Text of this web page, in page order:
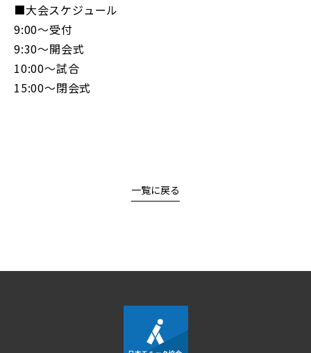
■大会スケジュール
9:00～受付
9:30～開会式
10:00～試合
15:00～閉会式
一覧に戻る